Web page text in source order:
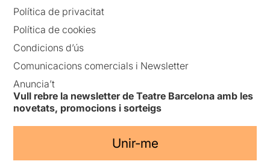
Política de privacitat
Política de cookies
Condicions d’ús
Comunicacions comercials i Newsletter
Anuncia’t
Vull rebre la newsletter de Teatre Barcelona amb les
novetats, promocions i sorteigs
Unir-me